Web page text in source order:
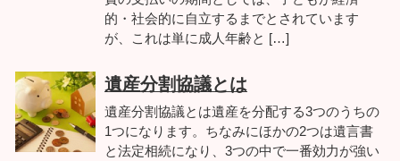
的・社会的に自立するまでとされています
が、これは単に成人年齢と […]
遺産分割協議とは
遺産分割協議とは遺産を分配する3つのうちの
1つになります。ちなみにほかの2つは遺言書
と法定相続になり、3つの中で一番効力が強い